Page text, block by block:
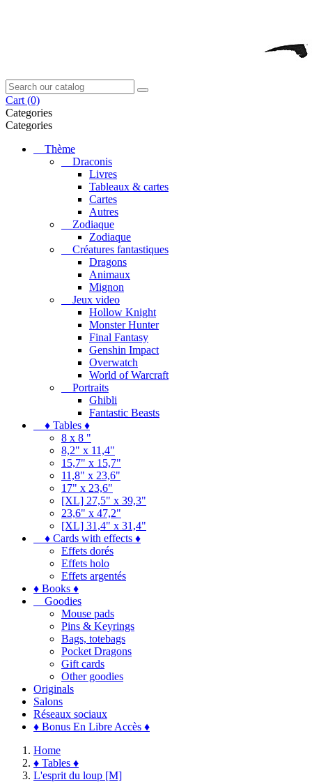
Cart (0)
Categories
Categories
Thème
Draconis
Livres
Tableaux & cartes
Cartes
Autres
Zodiaque
Zodiaque
Créatures fantastiques
Dragons
Animaux
Mignon
Jeux video
Hollow Knight
Monster Hunter
Final Fantasy
Genshin Impact
Overwatch
World of Warcraft
Portraits
Ghibli
Fantastic Beasts
♦ Tables ♦
8 x 8 "
8,2" x 11,4"
15,7" x 15,7"
11,8" x 23,6"
17" x 23,6"
[XL] 27,5" x 39,3"
23,6" x 47,2"
[XL] 31,4" x 31,4"
♦ Cards with effects ♦
Effets dorés
Effets holo
Effets argentés
♦ Books ♦
Goodies
Mouse pads
Pins & Keyrings
Bags, totebags
Pocket Dragons
Gift cards
Other goodies
Originals
Salons
Réseaux sociaux
♦ Bonus En Libre Accès ♦
Home
♦ Tables ♦
L'esprit du loup [M]